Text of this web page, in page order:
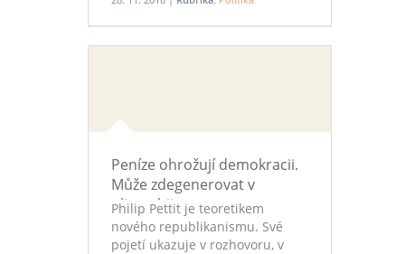
pro „anglosaský“ model. To vše
je novodobá legenda, jež má s
realitou společného jen málo.
Peníze ohrožují demokracii.
Může zdegenerovat v
oligarchii
Philip Pettit je teoretikem
nového republikanismu. Své
pojetí ukazuje v rozhovoru, v